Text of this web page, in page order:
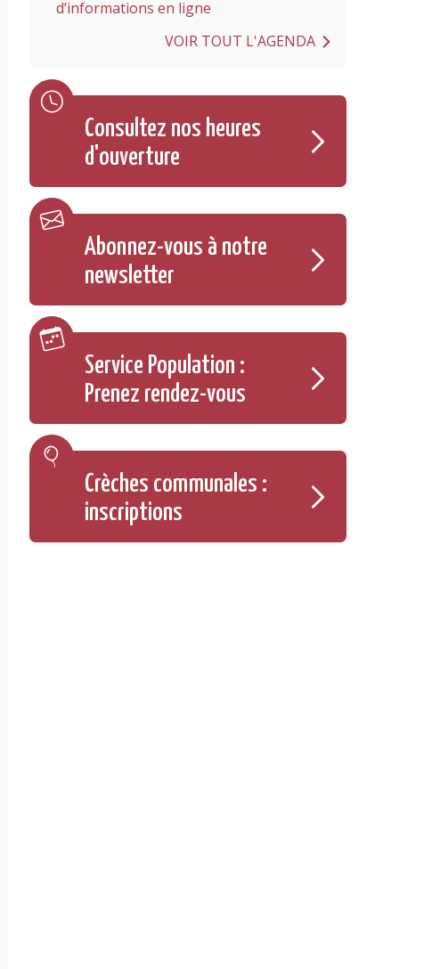
d’informations en ligne
VOIR TOUT L'AGENDA
Consultez nos heures
d'ouverture
Abonnez-vous à notre
newsletter
Service Population :
Prenez rendez-vous
Crèches communales :
inscriptions